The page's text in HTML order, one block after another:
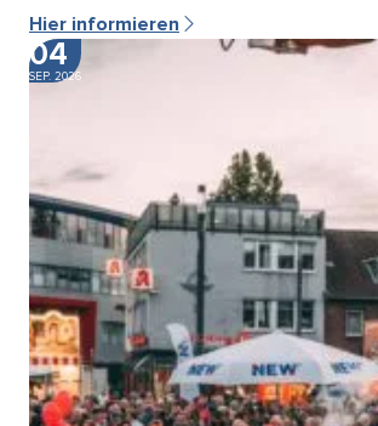
Hier informieren
04
SEP. 2026